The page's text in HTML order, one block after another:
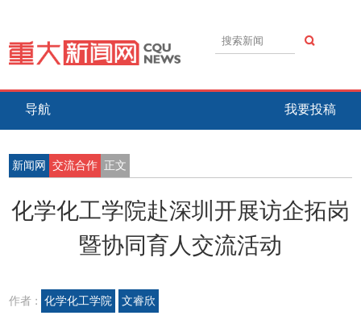
导航 我要投稿
新闻网 交流合作 正文
化学化工学院赴深圳开展访企拓岗
暨协同育人交流活动
作者 : 化学化工学院 文睿欣